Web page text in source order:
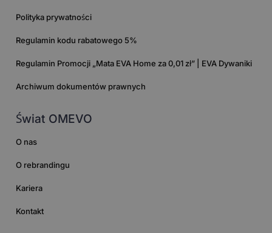
Polityka prywatności
Regulamin kodu rabatowego 5%
Regulamin Promocji „Mata EVA Home za 0,01 zł” | EVA Dywaniki
Archiwum dokumentów prawnych
Świat OMEVO
O nas
O rebrandingu
Kariera
Kontakt